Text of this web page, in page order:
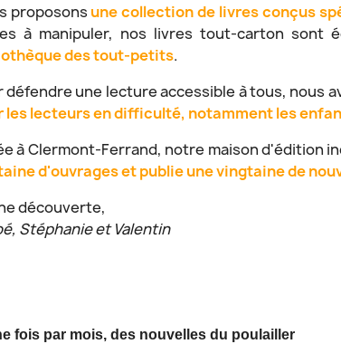
proposons une collection de livres conçus
à manipuler, nos livres tout-carton sont
des tout-petits.
défendre une lecture accessible à tous, nous
les lecteurs en difficulté, notamment les
à Clermont-Ferrand, notre maison d'édition
d'ouvrages et publie une vingtaine de
découverte,
Stéphanie et Valentin
fois par mois, des nouvelles du poulailler